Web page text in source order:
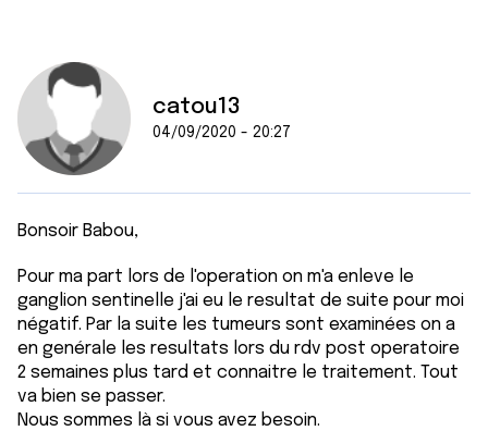
catou13
04/09/2020 - 20:27
Bonsoir Babou,
Pour ma part lors de l'operation on m'a enleve le
ganglion sentinelle j'ai eu le resultat de suite pour moi
négatif. Par la suite les tumeurs sont examinées on a
en genérale les resultats lors du rdv post operatoire
2 semaines plus tard et connaitre le traitement. Tout
va bien se passer.
Nous sommes là si vous avez besoin.